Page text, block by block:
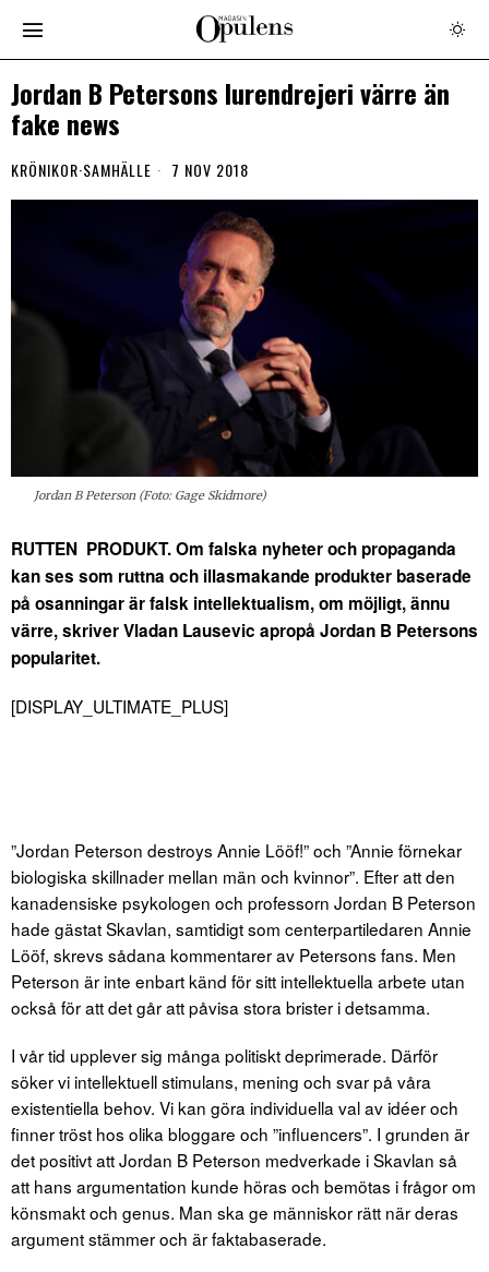
Jordan B Petersons lurendrejeri värre än
fake news
KRÖNIKOR·SAMHÄLLE 7 NOV 2018
Jordan B Peterson (Foto: Gage Skidmore)
RUTTEN PRODUKT. Om falska nyheter och propaganda
kan ses som ruttna och illasmakande produkter baserade
på osanningar är falsk intellektualism, om möjligt, ännu
värre, skriver Vladan Lausevic apropå Jordan B Petersons
popularitet.
[DISPLAY_ULTIMATE_PLUS]
”Jordan Peterson destroys Annie Lööf!” och ”Annie förnekar
biologiska skillnader mellan män och kvinnor”. Efter att den
kanadensiske psykologen och professorn Jordan B Peterson
hade gästat Skavlan, samtidigt som centerpartiledaren Annie
Lööf, skrevs sådana kommentarer av Petersons fans. Men
Peterson är inte enbart känd för sitt intellektuella arbete utan
också för att det går att påvisa stora brister i detsamma.
I vår tid upplever sig många politiskt deprimerade. Därför
söker vi intellektuell stimulans, mening och svar på våra
existentiella behov. Vi kan göra individuella val av idéer och
finner tröst hos olika bloggare och ”influencers”. I grunden är
det positivt att Jordan B Peterson medverkade i Skavlan så
att hans argumentation kunde höras och bemötas i frågor om
könsmakt och genus. Man ska ge människor rätt när deras
argument stämmer och är faktabaserade.